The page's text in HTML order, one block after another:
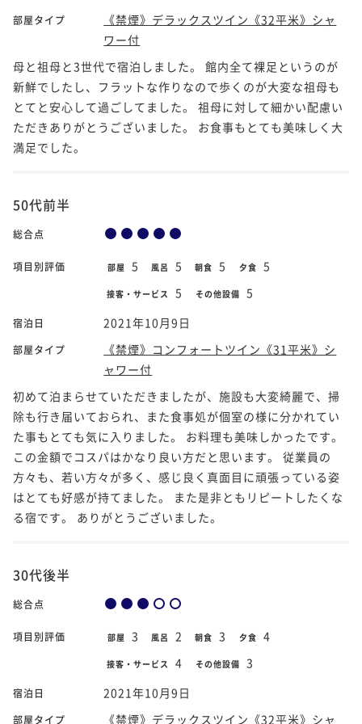
部屋タイプ
《禁煙》デラックスツイン《32平米》シャ
ワー付
母と祖母と3世代で宿泊しました。 館内全て裸足というのが
新鮮でしたし、フラットな作りなので歩くのが大変な祖母も
とてと安心して過ごしてました。 祖母に対して細かい配慮い
ただきありがとうございました。 お食事もとても美味しく大
満足でした。
50代前半
総合点
項目別評価 部屋 5 風呂 5 朝食 5 夕食 5
接客・サービス 5 その他設備 5
宿泊日 2021年10月9日
部屋タイプ
《禁煙》コンフォートツイン《31平米》シ
ャワー付
初めて泊まらせていただきましたが、施設も大変綺麗で、掃
除も行き届いておられ、また食事処が個室の様に分かれてい
た事もとても気に入りました。 お料理も美味しかったです。
この金額でコスパはかなり良い方だと思います。 従業員の
方々も、若い方々が多く、感じ良く真面目に頑張っている姿
はとても好感が持てました。 また是非ともリピートしたくな
る宿です。 ありがとうございました。
30代後半
総合点
項目別評価 部屋 3 風呂 2 朝食 3 夕食 4
接客・サービス 4 その他設備 3
宿泊日 2021年10月9日
部屋タイプ 《禁煙》デラックスツイン《32平米》シャ